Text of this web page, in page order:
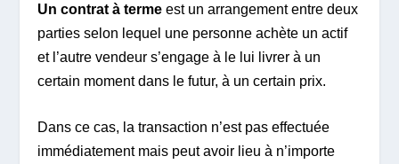
Un contrat à terme est un arrangement entre deux
parties selon lequel une personne achète un actif
et l’autre vendeur s’engage à le lui livrer à un
certain moment dans le futur, à un certain prix.
Dans ce cas, la transaction n’est pas effectuée
immédiatement mais peut avoir lieu à n’importe